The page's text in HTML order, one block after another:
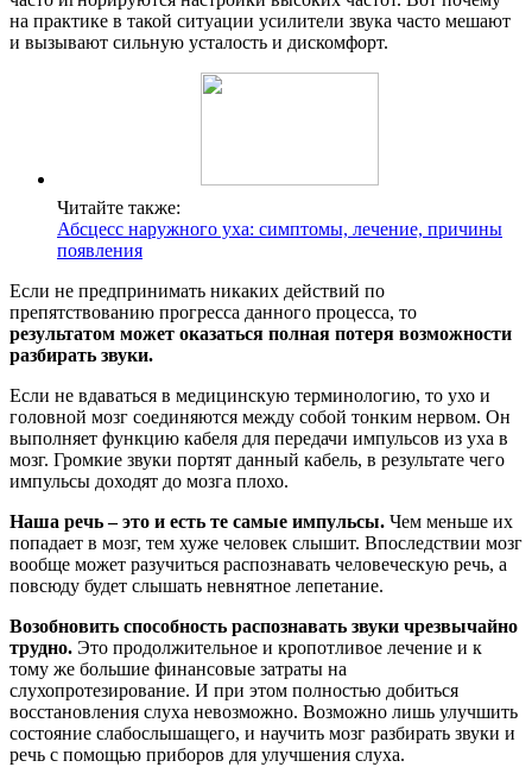
на практике в такой ситуации усилители звука часто мешают
и вызывают сильную усталость и дискомфорт.
Читайте также:
Абсцесс наружного уха: симптомы, лечение, причины
появления
Если не предпринимать никаких действий по
препятствованию прогресса данного процесса, то
результатом может оказаться полная потеря возможности
разбирать звуки.
Если не вдаваться в медицинскую терминологию, то ухо и
головной мозг соединяются между собой тонким нервом. Он
выполняет функцию кабеля для передачи импульсов из уха в
мозг. Громкие звуки портят данный кабель, в результате чего
импульсы доходят до мозга плохо.
Наша речь – это и есть те самые импульсы. Чем меньше их
попадает в мозг, тем хуже человек слышит. Впоследствии мозг
вообще может разучиться распознавать человеческую речь, а
повсюду будет слышать невнятное лепетание.
Возобновить способность распознавать звуки чрезвычайно
трудно. Это продолжительное и кропотливое лечение и к
тому же большие финансовые затраты на
слухопротезирование. И при этом полностью добиться
восстановления слуха невозможно. Возможно лишь улучшить
состояние слабослышащего, и научить мозг разбирать звуки и
речь с помощью приборов для улучшения слуха.